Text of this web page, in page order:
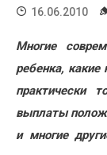
Недвижимость
16.06.2010
Многие
ребенка,
практически
выплаты
и многие